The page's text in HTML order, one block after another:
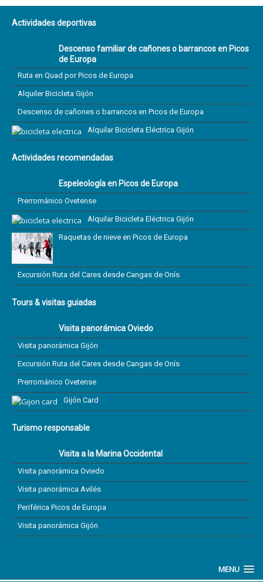
Actividades deportivas
Descenso familiar de cañones o barrancos en Picos
de Europa
Ruta en Quad por Picos de Europa
Alquiler Bicicleta Gijón
Descenso de cañones o barrancos en Picos de Europa
Alquilar Bicicleta Eléctrica Gijón
Actividades recomendadas
Espeleología en Picos de Europa
Prerrománico Ovetense
Alquilar Bicicleta Eléctrica Gijón
Raquetas de nieve en Picos de Europa
Excursión Ruta del Cares desde Cangas de Onís
Tours & visitas guiadas
Visita panorámica Oviedo
Visita panorámica Gijón
Excursión Ruta del Cares desde Cangas de Onís
Prerrománico Ovetense
Gijón Card
Turismo responsable
Visita a la Marina Occidental
Visita panorámica Oviedo
Visita panorámica Avilés
Periférica Picos de Europa
Visita panorámica Gijón
MENU